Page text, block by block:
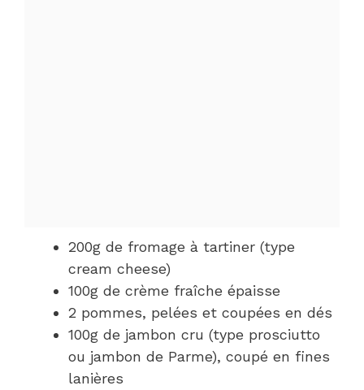
200g de fromage à tartiner (type
cream cheese)
100g de crème fraîche épaisse
2 pommes, pelées et coupées en dés
100g de jambon cru (type prosciutto
ou jambon de Parme), coupé en fines
lanières